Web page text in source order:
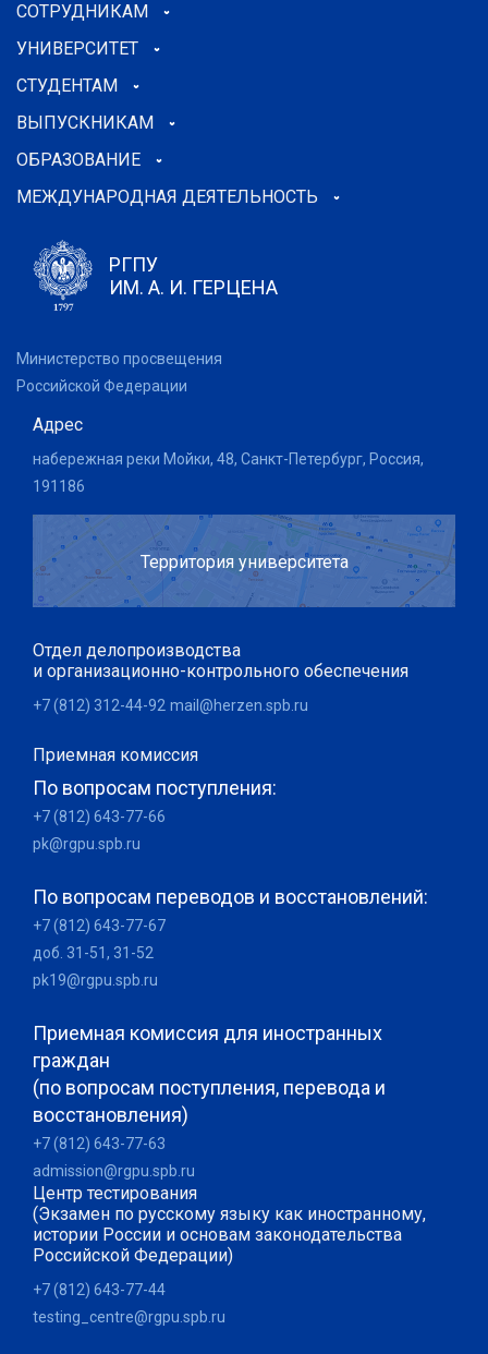
СОТРУДНИКАМ
УНИВЕРСИТЕТ
СТУДЕНТАМ
ВЫПУСКНИКАМ
ОБРАЗОВАНИЕ
МЕЖДУНАРОДНАЯ ДЕЯТЕЛЬНОСТЬ
РГПУ
ИМ. А. И. ГЕРЦЕНА
Министерство просвещения
Российской Федерации
Адрес
набережная реки Мойки, 48, Санкт-Петербург, Россия,
191186
Территория университета
Отдел делопроизводства
и организационно-контрольного обеспечения
+7 (812) 312-44-92 mail@herzen.spb.ru
Приемная комиссия
По вопросам поступления:
+7 (812) 643-77-66
pk@rgpu.spb.ru
По вопросам переводов и восстановлений:
+7 (812) 643-77-67
доб. 31-51, 31-52
pk19@rgpu.spb.ru
Приемная комиссия для иностранных
граждан
(по вопросам поступления, перевода и
восстановления)
+7 (812) 643-77-63
admission@rgpu.spb.ru
Центр тестирования
(Экзамен по русскому языку как иностранному,
истории России и основам законодательства
Российской Федерации)
+7 (812) 643-77-44
testing_centre@rgpu.spb.ru